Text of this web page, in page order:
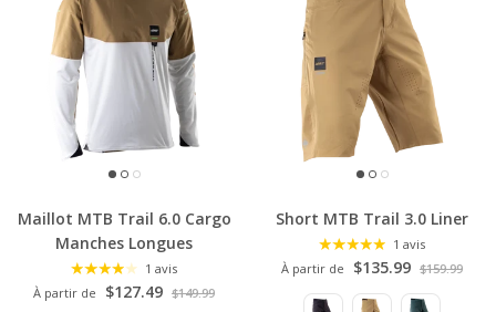
Maillot MTB Trail 6.0 Cargo
Manches Longues
1 avis
À partir de
$127.49 $149.99
Short MTB Trail 3.0 Liner
1 avis
À partir de
$135.99 $159.99